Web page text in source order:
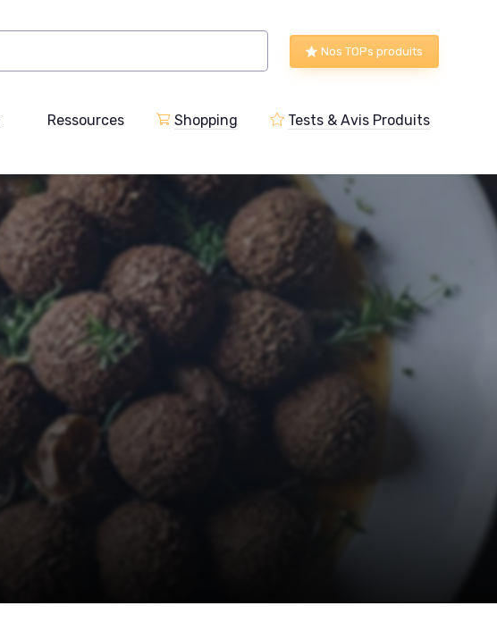
Nos TOPs produits
Ressources Shopping Tests & Avis Produits